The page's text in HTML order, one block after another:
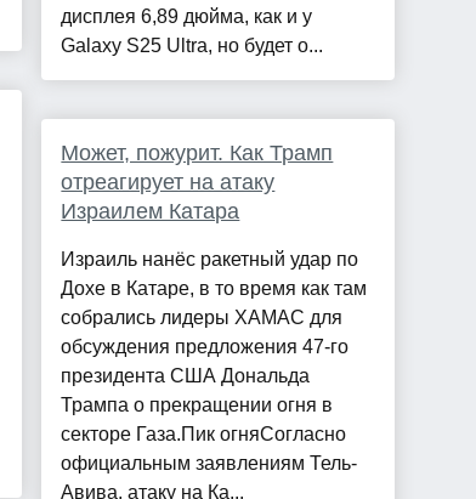
дисплея 6,89 дюйма, как и у
Galaxy S25 Ultra, но будет о...
Может, пожурит. Как Трамп
отреагирует на атаку
Израилем Катара
Израиль нанёс ракетный удар по
Дохе в Катаре, в то время как там
собрались лидеры ХАМАС для
обсуждения предложения 47-го
президента США Дональда
Трампа о прекращении огня в
секторе Газа.Пик огняСогласно
официальным заявлениям Тель-
Авива, атаку на Ка...